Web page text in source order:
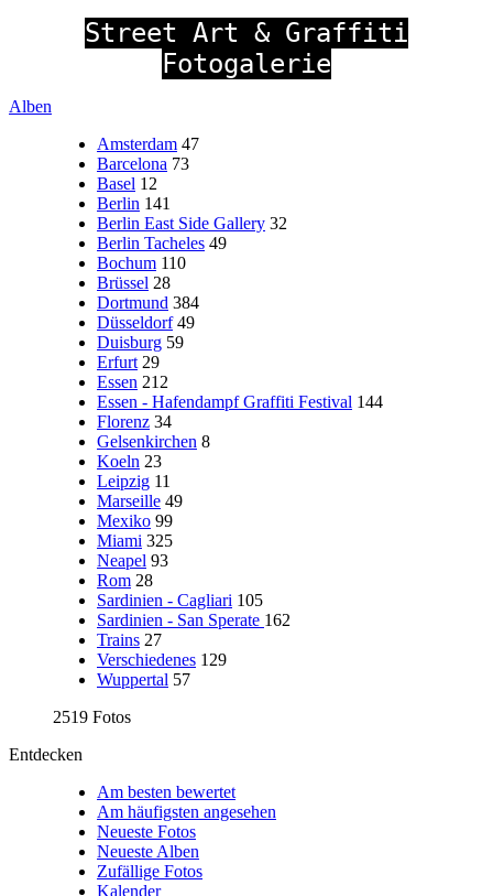
Street Art & Graffiti
Fotogalerie
Alben
Amsterdam 47
Barcelona 73
Basel 12
Berlin 141
Berlin East Side Gallery 32
Berlin Tacheles 49
Bochum 110
Brüssel 28
Dortmund 384
Düsseldorf 49
Duisburg 59
Erfurt 29
Essen 212
Essen - Hafendampf Graffiti Festival 144
Florenz 34
Gelsenkirchen 8
Koeln 23
Leipzig 11
Marseille 49
Mexiko 99
Miami 325
Neapel 93
Rom 28
Sardinien - Cagliari 105
Sardinien - San Sperate 162
Trains 27
Verschiedenes 129
Wuppertal 57
2519 Fotos
Entdecken
Am besten bewertet
Am häufigsten angesehen
Neueste Fotos
Neueste Alben
Zufällige Fotos
Kalender